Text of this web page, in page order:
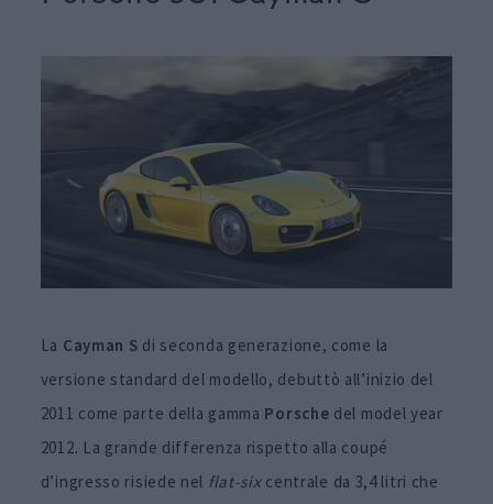
La Cayman S di seconda generazione, come la
versione standard del modello, debuttò all’inizio del
2011 come parte della gamma Porsche del model year
2012. La grande differenza rispetto alla coupé
d’ingresso risiede nel flat-sixcentrale da 3,4 litri che